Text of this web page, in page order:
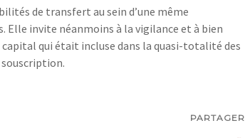
de transfert au sein d’une même
Elle invite néanmoins à la vigilance et à bien
qui était incluse dans la quasi-totalité des
PARTAGER